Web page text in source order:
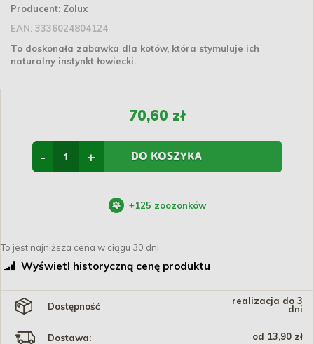
Producent: Zolux
EAN: 3336024804124
To doskonała zabawka dla kotów, która stymuluje ich
naturalny instynkt łowiecki.
70,60 zł
+
- DO KOSZYKA
+125 zoozonków
To jest najniższa cena w ciągu 30 dni
Wyświetl historyczną cenę produktu
Dostępność
realizacja do 3
dni
Dostawa: od 13,90 zł